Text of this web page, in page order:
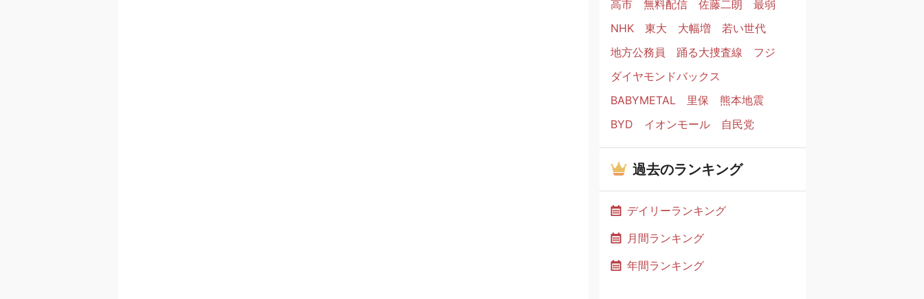
高市
無料配信 佐藤二朗
最弱
NHK
東大 大幅増
若い世代
地方公務員
踊る大捜査線
フジ
ダイヤモンドバックス
BABYMETAL
里保
熊本地震
BYD
イオンモール 自民党
過去のランキング
デイリーランキング
月間ランキング
年間ランキング